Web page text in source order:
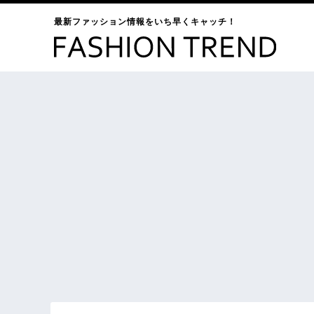
最新ファッション情報をいち早くキャッチ！